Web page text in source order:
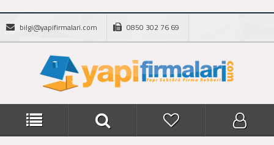
bilgi@yapifirmalari.com 0850 302 76 69